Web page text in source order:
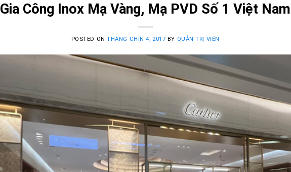
Gia Công Inox Mạ Vàng, Mạ PVD Số 1 Việt Nam
POSTED ONTHÁNG CHÍN 4, 2017 BY QUẢN TRỊ VIÊN